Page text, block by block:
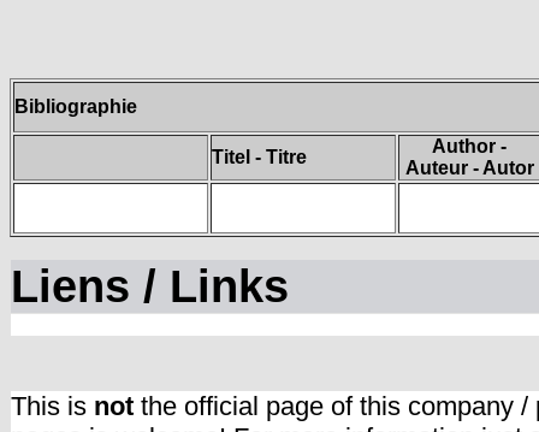
Bibliographie
Titel - Titre
Author -
Auteur - Autor
Liens / Links
This is not the official page of this company